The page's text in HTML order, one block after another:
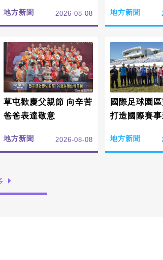
地方新聞 2026-08-08 地方新聞
草屯歡慶父親節 向辛苦
爸爸表達敬意
地方新聞 2026-08-08
國際足球園
打造國際賽
地方新聞